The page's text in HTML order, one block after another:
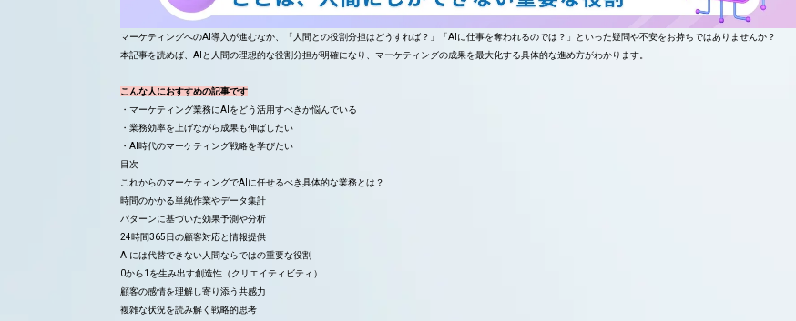
マーケティングへのAI導入が進むなか、「人間との役割分担はどうすれば？」「AIに仕事を奪われるのでは？」といった疑問や不安をお持ちではありませんか？
本記事を読めば、AIと人間の理想的な役割分担が明確になり、マーケティングの成果を最大化する具体的な進め方がわかります。
こんな人におすすめの記事です
・マーケティング業務にAIをどう活用すべきか悩んでいる
・業務効率を上げながら成果も伸ばしたい
・AI時代のマーケティング戦略を学びたい
目次
これからのマーケティングでAIに任せるべき具体的な業務とは？
時間のかかる単純作業やデータ集計
パターンに基づいた効果予測や分析
24時間365日の顧客対応と情報提供
AIには代替できない人間ならではの重要な役割
0から1を生み出す創造性（クリエイティビティ）
顧客の感情を理解し寄り添う共感力
複雑な状況を読み解く戦略的思考